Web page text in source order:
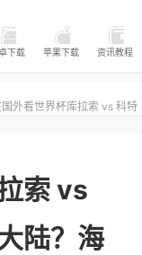
下载 苹果下载 资讯教程
外看世界杯库拉索 vs 科特
索 vs
陆？海